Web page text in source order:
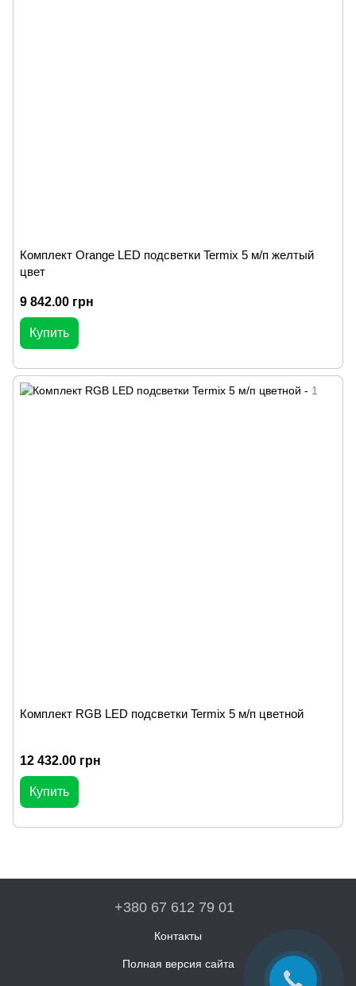
Комплект Orange LED подсветки Termix 5 м/п желтый
цвет
9 842.00 грн
Купить
Комплект RGB LED подсветки Termix 5 м/п цветной
12 432.00 грн
Купить
+380 67 612 79 01
Контакты
Полная версия сайта